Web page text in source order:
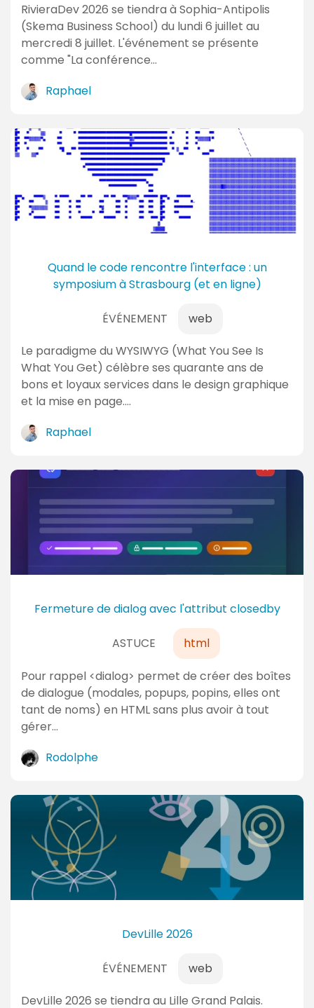
RivieraDev 2026 se tiendra à Sophia-Antipolis
(Skema Business School) du lundi 6 juillet au
mercredi 8 juillet. L'événement se présente
comme "La conférence…
Raphael
Quand le code rencontre l'interface : un
symposium à Strasbourg (et en ligne)
ÉVÉNEMENT web
Le paradigme du WYSIWYG (What You See Is
What You Get) célèbre ses quarante ans de
bons et loyaux services dans le design graphique
et la mise en page.…
Raphael
Fermeture de dialog avec l'attribut closedby
ASTUCE html
Pour rappel <dialog> permet de créer des boîtes
de dialogue (modales, popups, popins, elles ont
tant de noms) en HTML sans plus avoir à tout
gérer…
Rodolphe
DevLille 2026
ÉVÉNEMENT web
DevLille 2026 se tiendra au Lille Grand Palais.